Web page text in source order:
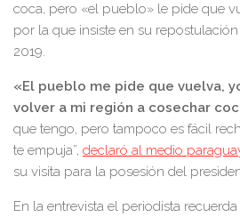
coca, pero «el pueblo» le pide que
por la que insiste en su
2019.
«El pueblo me pide que vuelva,
volver a mi región a cosechar
que tengo, pero tampoco es fácil
te empuja”, declaró al medio
su visita para la posesión del
En la entrevista el periodista